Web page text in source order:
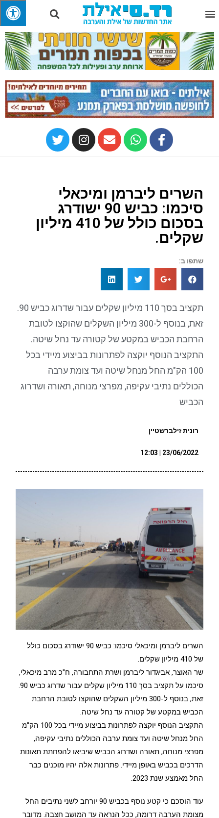
השרים ליברמן ומיכאלי
סיכמו: כביש 90 ישודרג
בסכום כולל של 410 מיליון
שקלים.
שתפו ב:
תקציב בסך 110 מיליון שקלים עבור שדרוג כביש 90.
זאת, בנוסף ל-300 מיליון השקלים שהוקצו לטובת
הרחבת הכביש במקטע של קטורה עד נחל שיטה.
התקציב הנוסף יוקצה לפתרונות בביצוע מיידי בכל
100 הק"מ החל מנחל שיטה ועד צומת ערבה
הכוללים נתיבי עקיפה, מפרצי מנוחה, תאורה ושדרוג
הכביש
רונית זילברשטיין
23/06/2022 | 12:03
השרים ליברמן ומיכאלי סיכמו: כביש 90 ישודרג בסכום כולל
של 410 מיליון שקלים.
שר האוצר, אביגדור ליברמן ושרת התחבורה, ח"כ מרב מיכאלי,
סיכמו על תקציב בסך 110 מיליון שקלים עבור שדרוג כביש 90.
זאת, בנוסף ל-300 מיליון השקלים שהוקצו לטובת הרחבת
הכביש במקטע של קטורה עד נחל שיטה.
התקציב הנוסף יוקצה לפתרונות בביצוע מיידי בכל 100 הק"מ
החל מנחל שיטה ועד צומת ערבה הכוללים נתיבי עקיפה,
מפרצי מנוחה, תאורה ושדרוג הכביש שיביאו להפחתת תאונות
הדרכים בכביש באופן מיידי. פתרונות אלה יהיו מוכנים כבר
החל מאמצע שנת 2023.
עוד הוסכם כי קטע נוסף בכביש 90 יורחב לשני נתיבים החל
מצומת הערבה דרומה, ככל הנראה עד המושב חצבה. מדובר